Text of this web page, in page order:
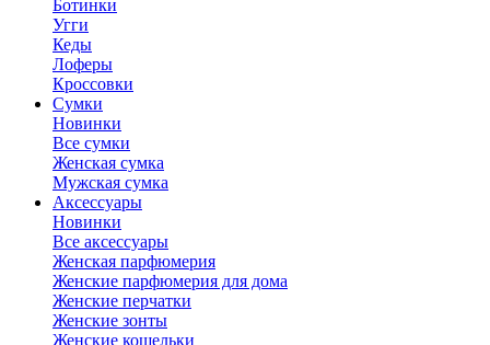
Ботинки
Угги
Кеды
Лоферы
Кроссовки
Сумки
Новинки
Все сумки
Женская сумка
Мужская сумка
Аксессуары
Новинки
Все аксессуары
Женская парфюмерия
Женские парфюмерия для дома
Женские перчатки
Женские зонты
Женские кошельки